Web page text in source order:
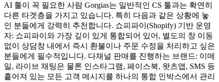
AI 툴이 꼭 필요한 사람 Gorgias는 일반적인 CS 툴과는 확연히
다른 타겟층을 가지고 있습니다. 특히 다음과 같은 상황에 놓
인 분들에게 강력히 추천합니다. 쇼피파이(Shopify) 기반 운영
자: 쇼피파이와 가장 깊이 있게 통합되어 있어, 별도의 창 이동
없이 상담창 내에서 즉시 환불이나 주문 수정을 처리하고 싶은
분들에게 필수적입니다. 다채널 판매를 진행하는 브랜드: 이메
일, 라이브 채팅은 물론 인스타그램, 페이스북, 왓츠앱, SMS 등
흩어져 있는 모든 고객 메시지를 하나의 통합 인박스에서 관리